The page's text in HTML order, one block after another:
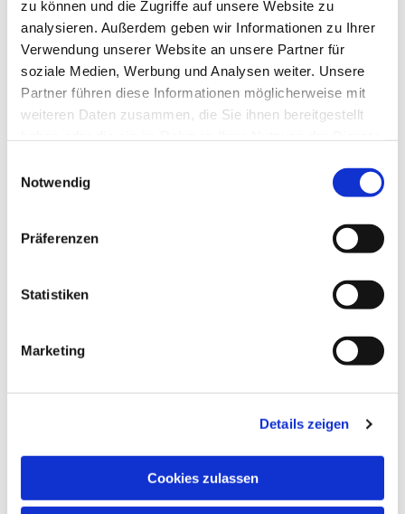
zu können und die Zugriffe auf unsere Website zu
analysieren. Außerdem geben wir Informationen zu Ihrer
Verwendung unserer Website an unsere Partner für
soziale Medien, Werbung und Analysen weiter. Unsere
Partner führen diese Informationen möglicherweise mit
weiteren Daten zusammen, die Sie ihnen bereitgestellt
Notwendig
Präferenzen
Statistiken
Marketing
Details zeigen
Cookies zulassen
Zu den 19 Märtyrern gehören:
Die sieben Mönche von Tibhirine, deren
bewegende Geschichte durch den Film „Von
Menschen und Göttern“ weltweit bekannt
wurde.
einsetzte
leiteten. Es waren Orte der Zuflucht für viele
Herkunft und Religion.
Nächstenliebe, für die unbedingte Anerkennung der
Menschenwürde und dass inmitten einer Zeit, in der
genau diese Würde oft mit Füßen getreten wurde.
diesen Menschen, in diesem Land“, schrieb einer